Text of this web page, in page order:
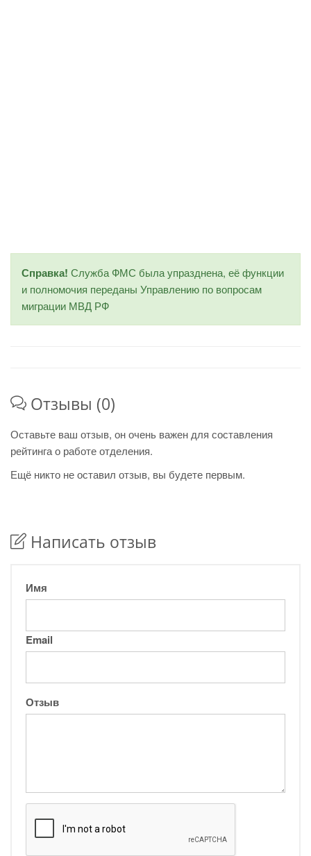
Справка! Служба ФМС была упразднена, её функции
и полномочия переданы Управлению по вопросам
миграции МВД РФ
Отзывы (0)
Оставьте ваш отзыв, он очень важен для составления
рейтинга о работе отделения.
Ещё никто не оставил отзыв, вы будете первым.
Написать отзыв
Имя
Email
Отзыв